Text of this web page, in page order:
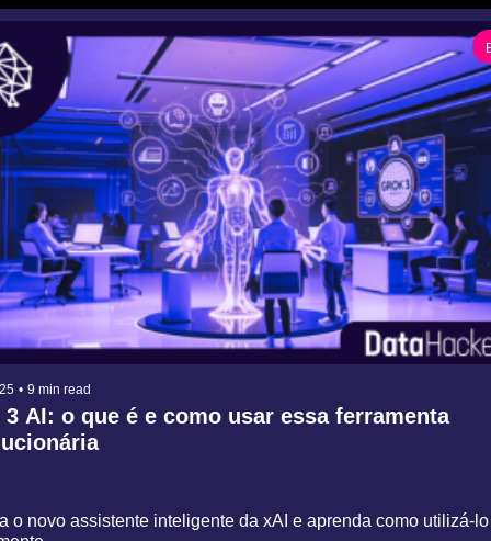
• 9 min read
3 AI: o que é e como usar essa ferramenta
o novo assistente inteligente da xAI e aprenda como utilizá-lo